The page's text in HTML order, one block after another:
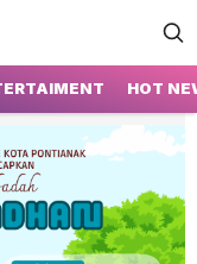
HOT